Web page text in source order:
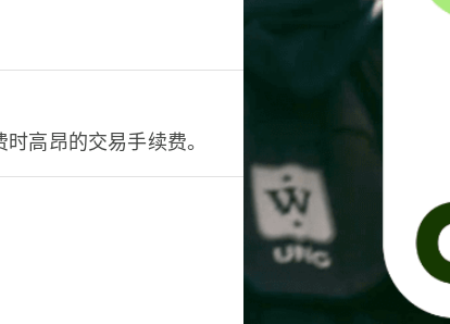
高昂的交易手续费。